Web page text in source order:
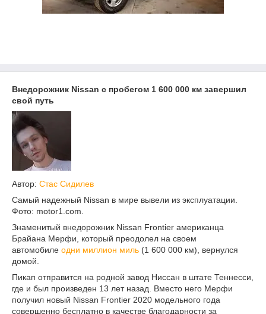
Внедорожник Nissan с пробегом 1 600 000 км завершил
свой путь
Автор: Стас Сидилев
Самый надежный Nissan в мире вывели из эксплуатации.
Фото: motor1.com.
Знаменитый внедорожник Nissan Frontier американца
Брайана Мерфи, который преодолел на своем
автомобиле одни миллион миль (1 600 000 км), вернулся
домой.
Пикап отправится на родной завод Ниссан в штате Теннесси,
где и был произведен 13 лет назад. Вместо него Мерфи
получил новый Nissan Frontier 2020 модельного года
совершенно бесплатно в качестве благодарности за